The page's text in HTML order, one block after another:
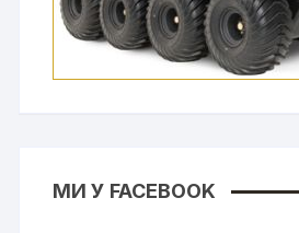
МИ У FACEBOOK